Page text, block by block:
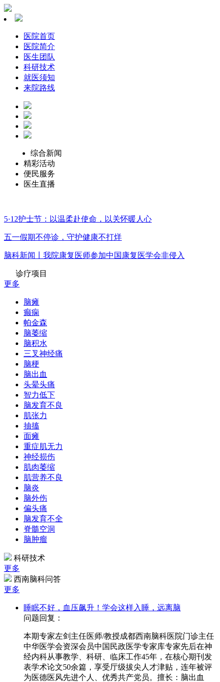
医院首页
医院简介
医生团队
科研技术
就医须知
来院路线
综合新闻
精彩活动
便民服务
医生直播
5·12护士节：以温柔赴使命，以关怀暖人心
五一假期不停诊，守护健康不打烊
脑科新闻丨我院康复医师参加中国康复医学会非侵入
诊疗项目
更多
脑瘫
癫痫
帕金森
脑萎缩
脑积水
三叉神经痛
脑梗
脑出血
头晕头痛
智力低下
脑发育不良
肌张力
抽搐
面瘫
重症肌无力
神经损伤
肌肉萎缩
肌营养不良
脑炎
脑外伤
偏头痛
脑发育不全
脊髓空洞
脑肿瘤
科研技术
更多
西南脑科问答
更多
睡眠不好，血压飙升！学会这样入睡，远离脑
问题回复：
本期专家左剑主任医师/教授成都西南脑科医院门诊主任
中华医学会资深会员中国民政医学专家库专家先后在神
经内科从事教学、科研、临床工作45年，在核心期刊发
表学术论文50余篇，享受厅级拔尖人才津贴，连年被评
为医德医风先进个人、优秀共产党员。擅长：脑出血